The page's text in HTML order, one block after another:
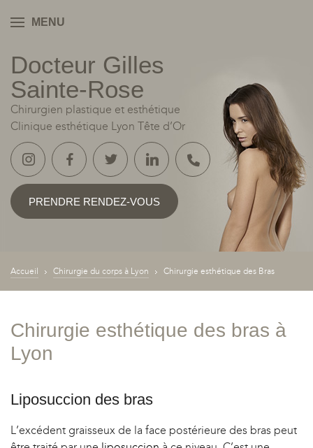
MENU
Docteur Gilles
Sainte‑Rose
Chirurgien plastique et esthétique
Clinique esthétique Lyon Tête d’Or
PRENDRE RENDEZ-VOUS
Accueil Chirurgie du corps à Lyon Chirurgie esthétique des Bras
Chirurgie esthétique des bras à
Lyon
Liposuccion des bras
L’excédent graisseux de la face postérieure des bras peut